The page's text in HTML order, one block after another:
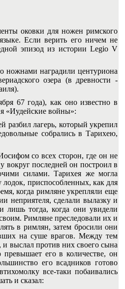
оковки для ножен римского
Если верить его ничем не
эпизод из истории Legio V
наградили центуриона
озера (в древности -
67 года), как оно известно в
«Иудейские войны»:
лагерь, который укрепил
собрались в Тарихею,
со всех сторон, где он не
вокруг последней он построил в
силами. Тарихея же могла
лодок, приспособленных, как для
когда римляне укрепляли еще
неприятеля, сделали вылазку и
лишь тогда, когда они увидели
Римляне преследовали их и
в римлян, затем бросили они
на суше врагов. Между тем
и выслал против них своего сына
превышает его в количестве, он
его всадников готово
все-таки побаивались
и сказал: